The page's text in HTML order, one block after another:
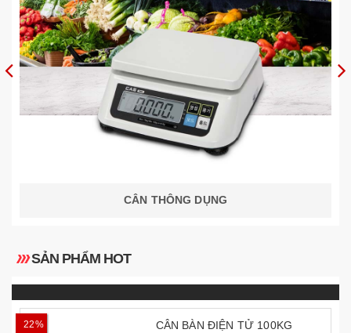
CÂN THÔNG DỤNG
SẢN PHẨM HOT
22%
CÂN BÀN ĐIỆN TỬ 100KG